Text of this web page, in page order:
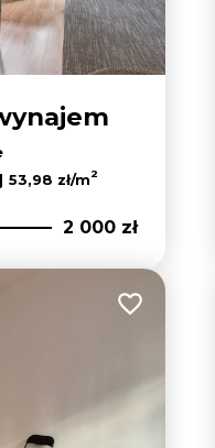
53,98 zł/m2
2 000 zł
Dodaj do